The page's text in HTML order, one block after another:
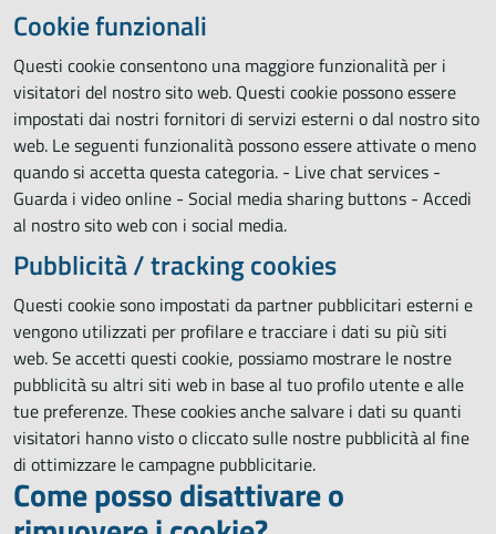
Cookie funzionali
Questi cookie consentono una maggiore funzionalità per i
visitatori del nostro sito web. Questi cookie possono essere
impostati dai nostri fornitori di servizi esterni o dal nostro sito
web. Le seguenti funzionalità possono essere attivate o meno
quando si accetta questa categoria. - Live chat services -
Guarda i video online - Social media sharing buttons - Accedi
al nostro sito web con i social media.
Pubblicità / tracking cookies
Questi cookie sono impostati da partner pubblicitari esterni e
vengono utilizzati per profilare e tracciare i dati su più siti
web. Se accetti questi cookie, possiamo mostrare le nostre
pubblicità su altri siti web in base al tuo profilo utente e alle
tue preferenze. These cookies anche salvare i dati su quanti
visitatori hanno visto o cliccato sulle nostre pubblicità al fine
di ottimizzare le campagne pubblicitarie.
Come posso disattivare o